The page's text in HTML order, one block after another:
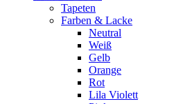
Tapeten
Farben & Lacke
Neutral
Weiß
Gelb
Orange
Rot
Lila Violett